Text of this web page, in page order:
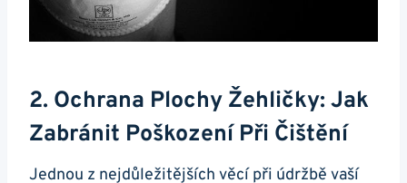
2. Ochrana Plochy Žehličky: Jak
Zabránit Poškození Při​ Čištění
Jednou z nejdůležitějších věcí při údržbě vaší